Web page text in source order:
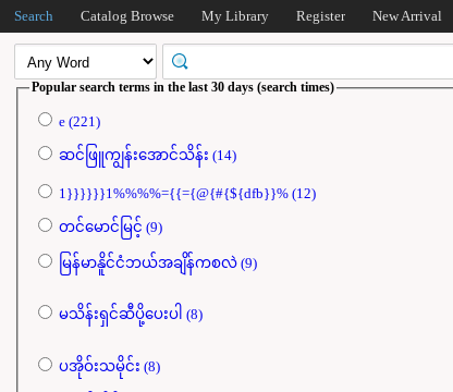
Search Catalog Browse My Library Register New Arrival
Popular search terms in the last 30 days (search times)
e (221)
ဆင်ဖြူကျွန်းအောင်သိန်း (14)
1}}}}}}1%%%%={{={@{#{${dfb}}% (12)
တင်မောင်မြင့် (9)
မြန်မာနိူင်ငံဘယ်အချိန်ကစလဲ (9)
မသိန်းရှင်ဆီပို့ပေးပါ (8)
ပအိုဝ်းသမိုင်း (8)